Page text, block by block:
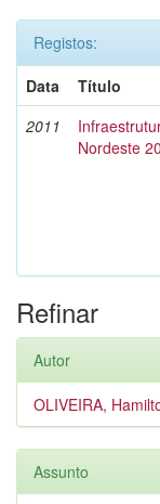
Registos:
Data
Título
2011
Nordeste
Refinar
Autor
OLIVEIRA,
Assunto